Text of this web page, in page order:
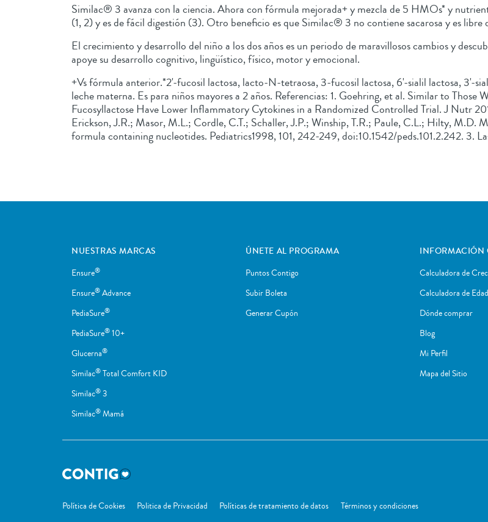
Similac® 3 avanza con la ciencia. Ahora con fórmula mejorada+ y mezcla de 5 HMOs* y
(1, 2) y es de fácil digestión (3). Otro beneficio es que Similac® 3 no contiene sacarosa y es libre
El crecimiento y desarrollo del niño a los dos años es un periodo de maravillosos cambios y
apoye su desarrollo cognitivo, lingüístico, físico, motor y emocional.
+Vs fórmula anterior.*2'-fucosil lactosa, lacto-N-tetraosa, 3-fucosil lactosa, 6'-sialil lactosa, 3'-
leche materna. Es para niños mayores a 2 años. Referencias: 1. Goehring, et al. Similar to
Fucosyllactose Have Lower Inflammatory Cytokines in a Randomized Controlled Trial. J Nutr
Erickson, J.R.; Masor, M.L.; Cordle, C.T.; Schaller, J.P.; Winship, T.R.; Paule, C.L.; Hilty,
formula containing nucleotides. Pediatrics1998, 101, 242-249, doi:10.1542/peds.101.2.242. 3.
NUESTRAS MARCAS
Ensure®
Ensure® Advance
PediaSure®
PediaSure® 10+
Glucerna®
Similac® Total Comfort KID
Similac® 3
Similac® Mamá
ÚNETE AL PROGRAMA
Puntos Contigo
Subir Boleta
Generar Cupón
INFORMACIÓN
Calculadora de
Calculadora de
Dónde comprar
Blog
Mi Perfil
Mapa del Sitio
Política de Cookies Politica de Privacidad Políticas de tratamiento de datos Términos y condiciones